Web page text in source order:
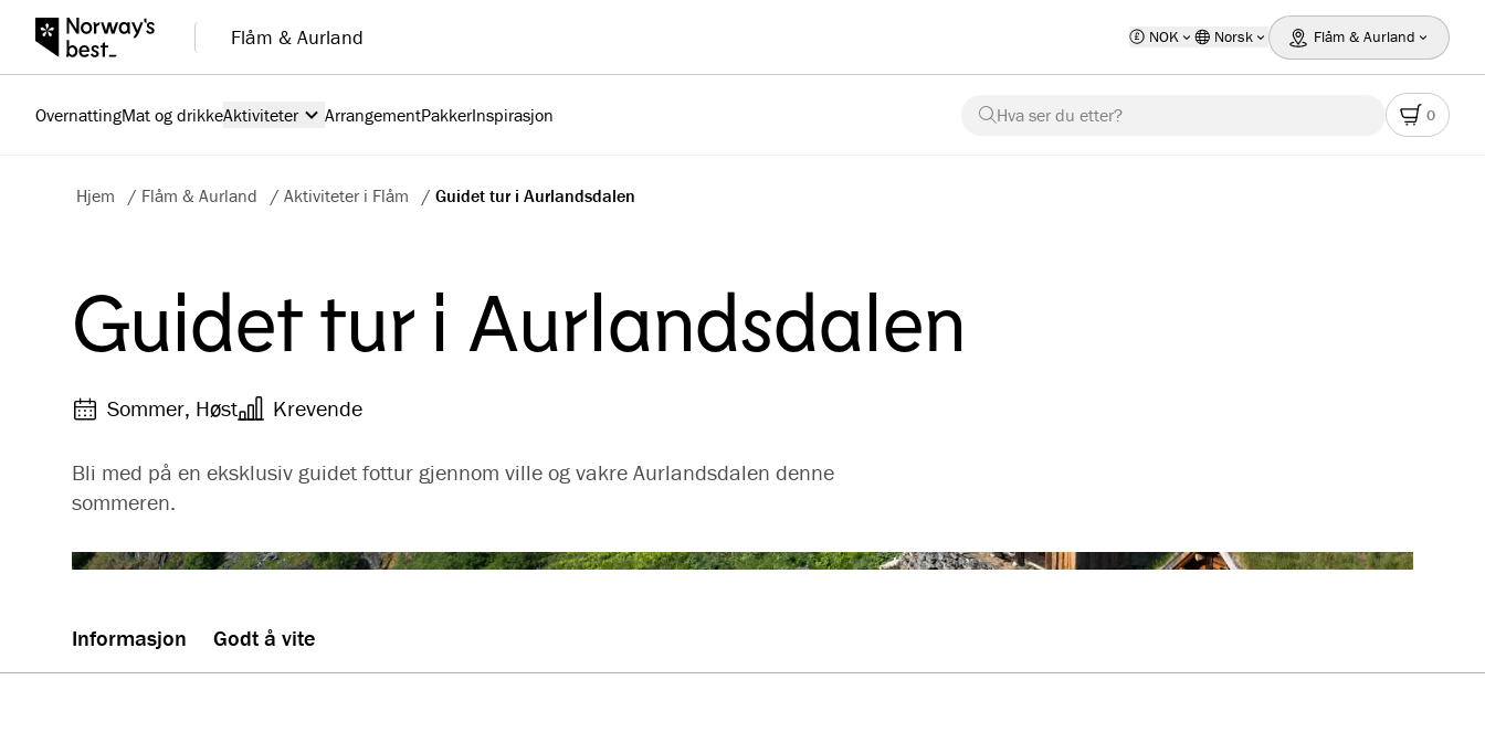
Flåm & Aurland NOK Norsk Flåm & Aurland
OvernattingMat og drikkeAktiviteter ArrangementPakkerInspirasjon Hva ser du etter? 0
Hjem / Flåm & Aurland / Aktiviteter i Flåm / Guidet tur i Aurlandsdalen
Guidet tur i Aurlandsdalen
Sommer, Høst Krevende
Bli med på en eksklusiv guidet fottur gjennom ville og vakre Aurlandsdalen denne
sommeren.
Informasjon Godt å vite